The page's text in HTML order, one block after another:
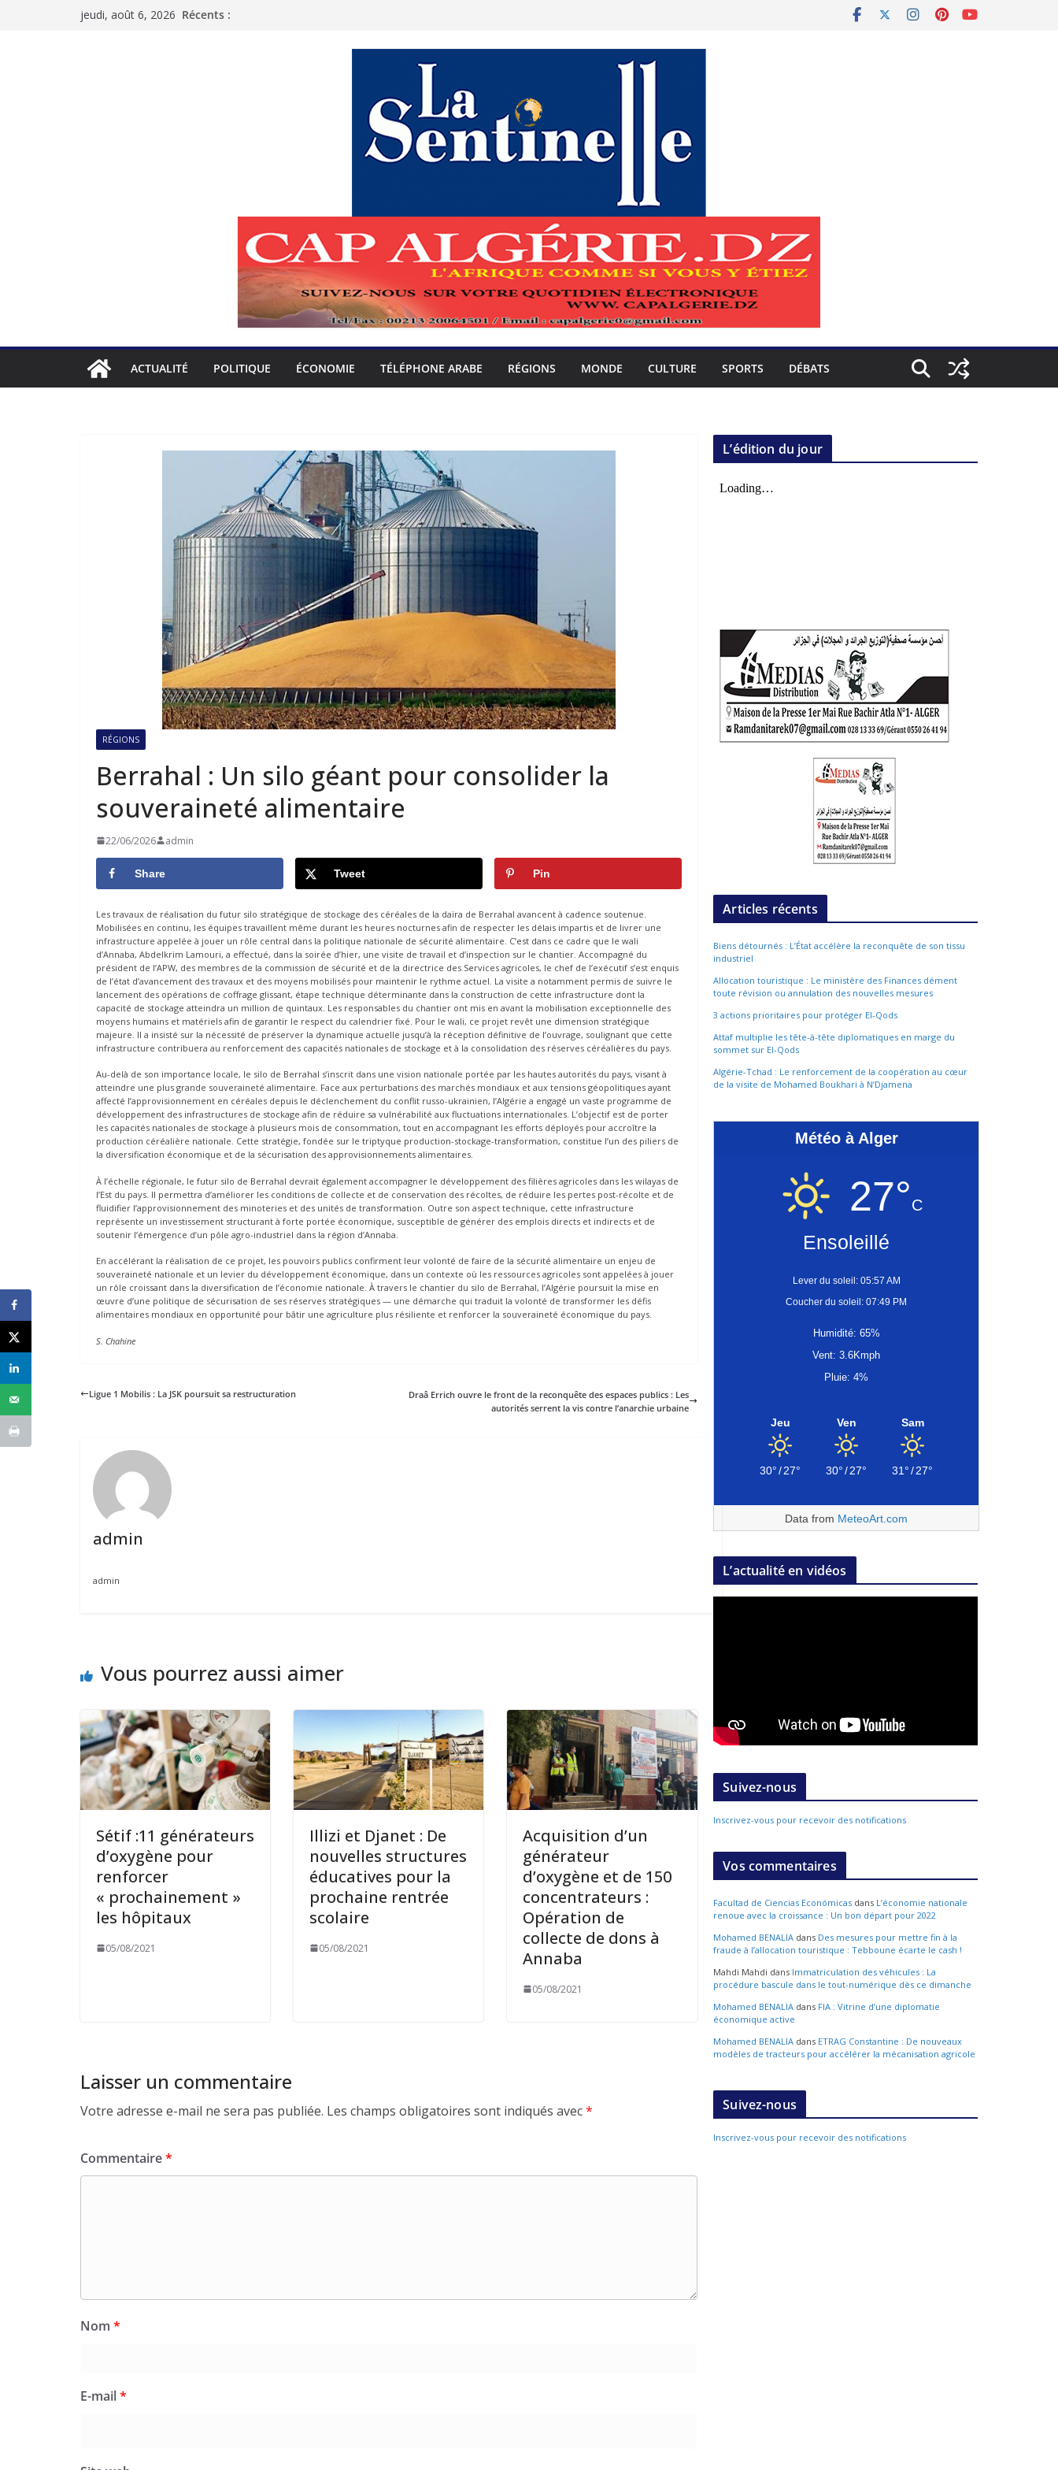
jeudi, août 6, 2026 Récents :
ACTUALITÉ POLITIQUE ÉCONOMIE TÉLÉPHONE ARABE RÉGIONS MONDE CULTURE SPORTS DÉBATS
RÉGIONS
Berrahal : Un silo géant pour consolider la
souveraineté alimentaire
22/06/2026 admin
Share Tweet Pin
Les travaux de réalisation du futur silo stratégique de stockage des céréales de la daïra de Berrahal avancent à cadence soutenue.
Mobilisées en continu, les équipes travaillent même durant les heures nocturnes afin de respecter les délais impartis et de livrer une
infrastructure appelée à jouer un rôle central dans la politique nationale de sécurité alimentaire. C’est dans ce cadre que le wali
d’Annaba, Abdelkrim Lamouri, a effectué, dans la soirée d’hier, une visite de travail et d’inspection sur le chantier. Accompagné du
président de l’APW, des membres de la commission de sécurité et de la directrice des Services agricoles, le chef de l’exécutif s’est enquis
de l’état d’avancement des travaux et des moyens mobilisés pour maintenir le rythme actuel. La visite a notamment permis de suivre le
lancement des opérations de coffrage glissant, étape technique déterminante dans la construction de cette infrastructure dont la
capacité de stockage atteindra un million de quintaux. Les responsables du chantier ont mis en avant la mobilisation exceptionnelle des
moyens humains et matériels afin de garantir le respect du calendrier fixé. Pour le wali, ce projet revêt une dimension stratégique
majeure. Il a insisté sur la nécessité de préserver la dynamique actuelle jusqu’à la réception définitive de l’ouvrage, soulignant que cette
infrastructure contribuera au renforcement des capacités nationales de stockage et à la consolidation des réserves céréalières du pays.
Au-delà de son importance locale, le silo de Berrahal s’inscrit dans une vision nationale portée par les hautes autorités du pays, visant à
atteindre une plus grande souveraineté alimentaire. Face aux perturbations des marchés mondiaux et aux tensions géopolitiques ayant
affecté l’approvisionnement en céréales depuis le déclenchement du conflit russo-ukrainien, l’Algérie a engagé un vaste programme de
développement des infrastructures de stockage afin de réduire sa vulnérabilité aux fluctuations internationales. L’objectif est de porter
les capacités nationales de stockage à plusieurs mois de consommation, tout en accompagnant les efforts déployés pour accroître la
production céréalière nationale. Cette stratégie, fondée sur le triptyque production-stockage-transformation, constitue l’un des piliers de
la diversification économique et de la sécurisation des approvisionnements alimentaires.
À l’échelle régionale, le futur silo de Berrahal devrait également accompagner le développement des filières agricoles dans les wilayas de
l’Est du pays. Il permettra d’améliorer les conditions de collecte et de conservation des récoltes, de réduire les pertes post-récolte et de
fluidifier l’approvisionnement des minoteries et des unités de transformation. Outre son aspect technique, cette infrastructure
représente un investissement structurant à forte portée économique, susceptible de générer des emplois directs et indirects et de
soutenir l’émergence d’un pôle agro-industriel dans la région d’Annaba.
En accélérant la réalisation de ce projet, les pouvoirs publics confirment leur volonté de faire de la sécurité alimentaire un enjeu de
souveraineté nationale et un levier du développement économique, dans un contexte où les ressources agricoles sont appelées à jouer
un rôle croissant dans la diversification de l’économie nationale. À travers le chantier du silo de Berrahal, l’Algérie poursuit la mise en
œuvre d’une politique de sécurisation de ses réserves stratégiques — une démarche qui traduit la volonté de transformer les défis
alimentaires mondiaux en opportunité pour bâtir une agriculture plus résiliente et renforcer la souveraineté économique du pays.
S. Chahine
Ligue 1 Mobilis : La JSK poursuit sa restructuration
Draâ Errich ouvre le front de la reconquête des espaces publics : Les
autorités serrent la vis contre l’anarchie urbaine
admin
admin
Vous pourrez aussi aimer
Sétif :11 générateurs
d’oxygène pour
renforcer
« prochainement »
les hôpitaux
05/08/2021
Illizi et Djanet : De
nouvelles structures
éducatives pour la
prochaine rentrée
scolaire
05/08/2021
Acquisition d’un
générateur
d’oxygène et de 150
concentrateurs :
Opération de
collecte de dons à
Annaba
05/08/2021
Laisser un commentaire
Votre adresse e-mail ne sera pas publiée. Les champs obligatoires sont indiqués avec*
Commentaire*
Nom *
E-mail*
L’édition du jour
Articles récents
Biens détournés : L’État accélère la reconquête de son tissu
industriel
Allocation touristique : Le ministère des Finances dément
toute révision ou annulation des nouvelles mesures
3 actions prioritaires pour protéger El-Qods
Attaf multiplie les tête-à-tête diplomatiques en marge du
sommet sur El-Qods
Algérie-Tchad : Le renforcement de la coopération au cœur
de la visite de Mohamed Boukhari à N’Djamena
Météo à Alger
27°C
Ensoleillé
Lever du soleil: 05:57 AM
Coucher du soleil: 07:49 PM
Humidité: 65%
Vent: 3.6Kmph
Pluie: 4%
Jeu
30°/27°
Ven
30°/27°
Sam
31°/27°
Data from MeteoArt.com
L’actualité en vidéos
Suivez-nous
Inscrivez-vous pour recevoir des notifications
Vos commentaires
Facultad de Ciencias Económicas dans L’économie nationale
renoue avec la croissance : Un bon départ pour 2022
Mohamed BENALIA dans Des mesures pour mettre fin à la
fraude à l’allocation touristique : Tebboune écarte le cash !
Mahdi Mahdi dans Immatriculation des véhicules : La
procédure bascule dans le tout-numérique dès ce dimanche
Mohamed BENALIA dans FIA : Vitrine d’une diplomatie
économique active
Mohamed BENALIA dans ETRAG Constantine : De nouveaux
modèles de tracteurs pour accélérer la mécanisation agricole
Suivez-nous
Inscrivez-vous pour recevoir des notifications